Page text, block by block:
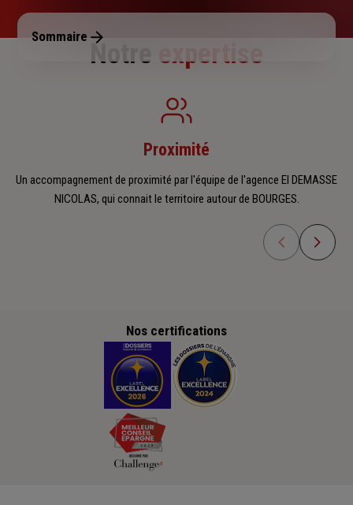
Dimanche : Fermé
Sommaire
Notre expertise
Proximité
Un accompagnement de proximité par l'équipe de l'agence EI DEMASSE
NICOLAS, qui connait le territoire autour de BOURGES.
Nos certifications